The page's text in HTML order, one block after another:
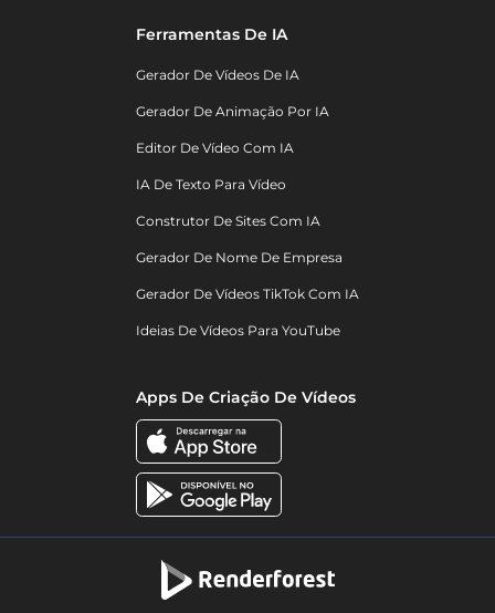
Ferramentas De IA
Gerador De Vídeos De IA
Gerador De Animação Por IA
Editor De Vídeo Com IA
IA De Texto Para Vídeo
Construtor De Sites Com IA
Gerador De Nome De Empresa
Gerador De Vídeos TikTok Com IA
Ideias De Vídeos Para YouTube
Apps De Criação De Vídeos